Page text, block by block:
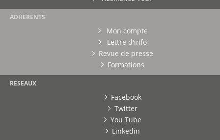
ADHERENTS
Mon compte
Lettre d'info
Revue de presse
Formations
RESEAUX
Facebook
Twitter
You Tube
Linkedin